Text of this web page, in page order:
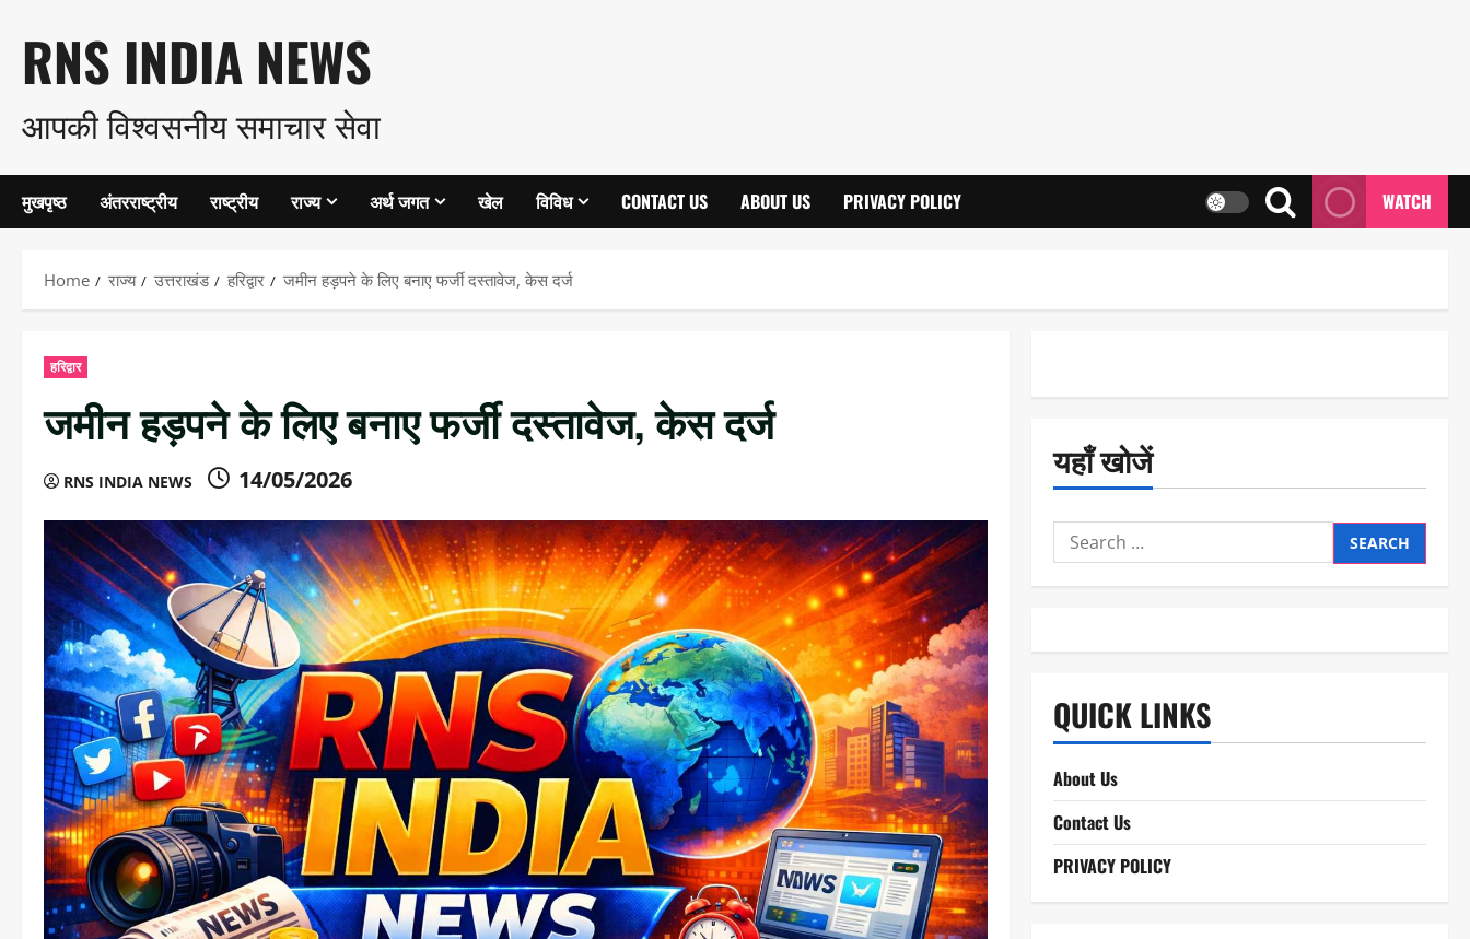
to
content
RNS INDIA NEWS
आपकी विश्वसनीय समाचार सेवा
मुखपृष्ठ अंतरराष्ट्रीय राष्ट्रीय राज्य अर्थ जगत खेल विविध CONTACT US ABOUT US PRIVACY POLICY WATCH
Home राज्य उत्तराखंड हरिद्वार जमीन हड़पने के लिए बनाए फर्जी दस्तावेज, केस दर्ज
हरिद्वार
जमीन हड़पने के लिए बनाए फर्जी दस्तावेज, केस दर्ज
RNS INDIA NEWS 14/05/2026
यहाँ खोजें
Search
for:
QUICK LINKS
About Us
Contact Us
PRIVACY POLICY